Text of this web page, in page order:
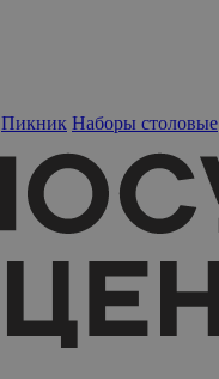
Пикник Наборы столовые